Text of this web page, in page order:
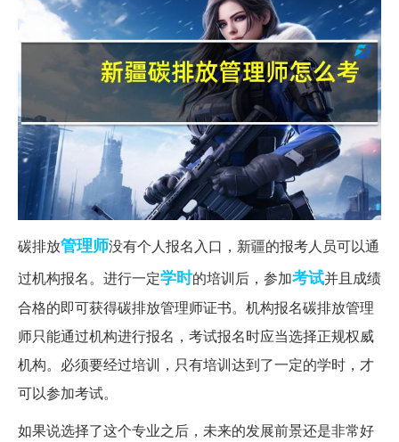
碳排放管理师没有个人报名入口，新疆的报考人员可以通
过机构报名。进行一定学时的培训后，参加考试并且成绩
合格的即可获得碳排放管理师证书。机构报名碳排放管理
师只能通过机构进行报名，考试报名时应当选择正规权威
机构。必须要经过培训，只有培训达到了一定的学时，才
可以参加考试。
如果说选择了这个专业之后，未来的发展前景还是非常好